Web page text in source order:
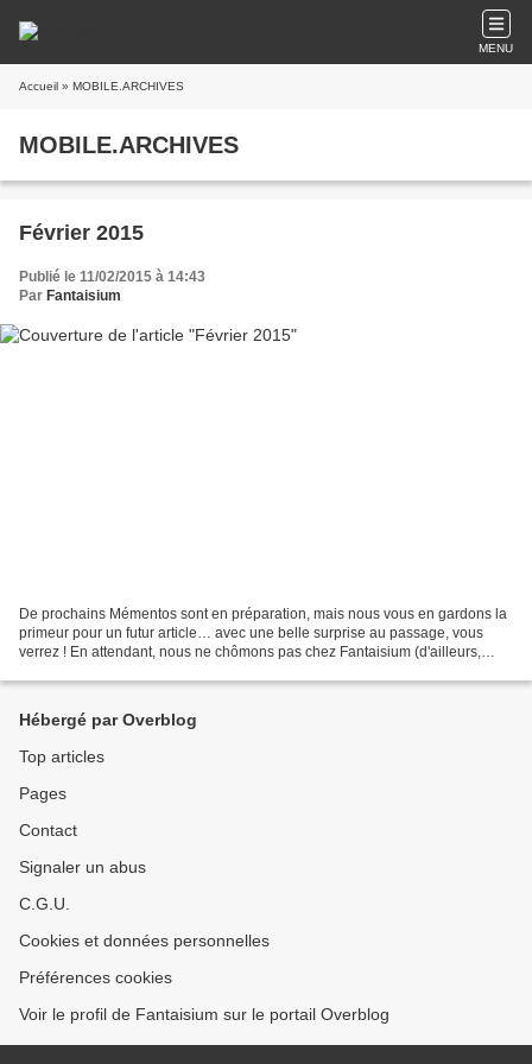
MENU
Accueil » MOBILE.ARCHIVES
MOBILE.ARCHIVES
Février 2015
Publié le 11/02/2015 à 14:43
Par Fantaisium
De prochains Mémentos sont en préparation, mais nous vous en gardons la
primeur pour un futur article… avec une belle surprise au passage, vous
verrez ! En attendant, nous ne chômons pas chez Fantaisium (d'ailleurs,
Hébergé par Overblog
Top articles
Pages
Contact
Signaler un abus
C.G.U.
Cookies et données personnelles
Préférences cookies
Voir le profil de Fantaisium sur le portail Overblog